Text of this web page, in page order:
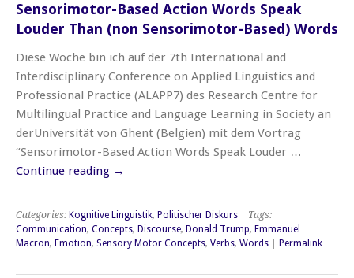
Sensorimotor-Based Action Words Speak
Louder Than (non Sensorimotor-Based) Words
Diese Woche bin ich auf der 7th International and
Interdisciplinary Conference on Applied Linguistics and
Professional Practice (ALAPP7) des Research Centre for
Multilingual Practice and Language Learning in Society an
derUniversität von Ghent (Belgien) mit dem Vortrag
“Sensorimotor-Based Action Words Speak Louder …
Continue reading →
Categories: Kognitive Linguistik, Politischer Diskurs | Tags:
Communication, Concepts, Discourse, Donald Trump, Emmanuel
Macron, Emotion, Sensory Motor Concepts, Verbs, Words Permalink